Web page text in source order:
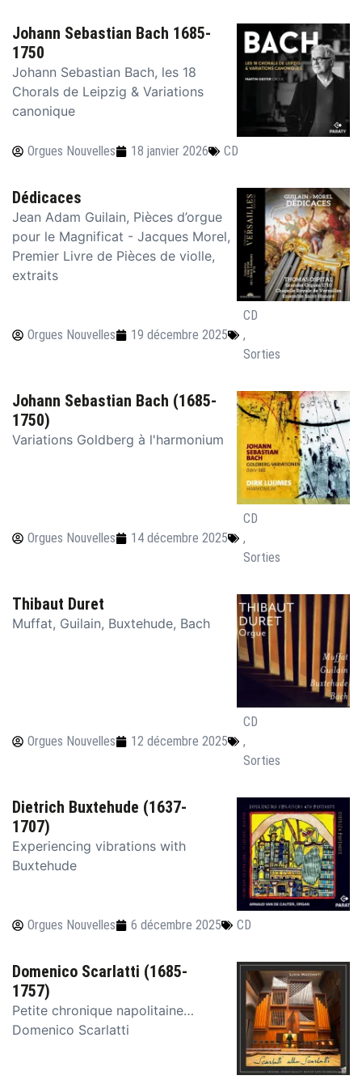
Johann Sebastian Bach 1685-
1750
Johann Sebastian Bach, les 18
Chorals de Leipzig & Variations
canonique
Orgues Nouvelles 18 janvier 2026 CD
Dédicaces
Jean Adam Guilain, Pièces d’orgue
pour le Magnificat - Jacques Morel,
Premier Livre de Pièces de violle,
extraits
Orgues Nouvelles 19 décembre 2025
CD
,
Sorties
Johann Sebastian Bach (1685-
1750)
Variations Goldberg à l'harmonium
Orgues Nouvelles 14 décembre 2025
CD
,
Sorties
Thibaut Duret
Muffat, Guilain, Buxtehude, Bach
Orgues Nouvelles 12 décembre 2025
CD
,
Sorties
Dietrich Buxtehude (1637-
1707)
Experiencing vibrations with
Buxtehude
Orgues Nouvelles 6 décembre 2025 CD
Domenico Scarlatti (1685-
1757)
Petite chronique napolitaine…
Domenico Scarlatti